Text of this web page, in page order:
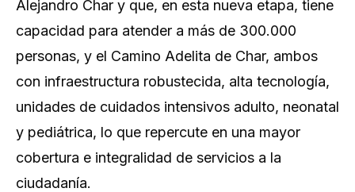
Alejandro Char y que, en esta nueva etapa, tiene
capacidad para atender a más de 300.000
personas, y el Camino Adelita de Char, ambos
con infraestructura robustecida, alta tecnología,
unidades de cuidados intensivos adulto, neonatal
y pediátrica, lo que repercute en una mayor
cobertura e integralidad de servicios a la
ciudadanía.